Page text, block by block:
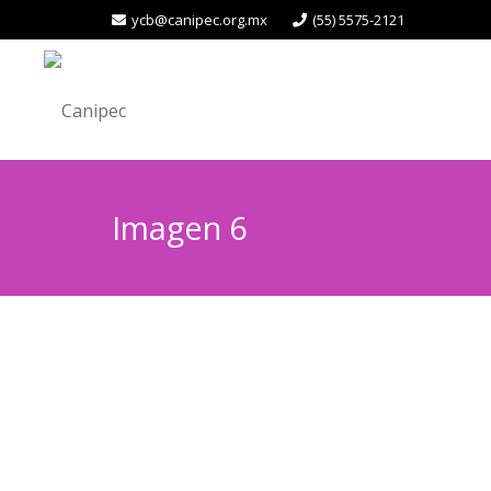
ycb@canipec.org.mx (55) 5575-2121
Imagen 6